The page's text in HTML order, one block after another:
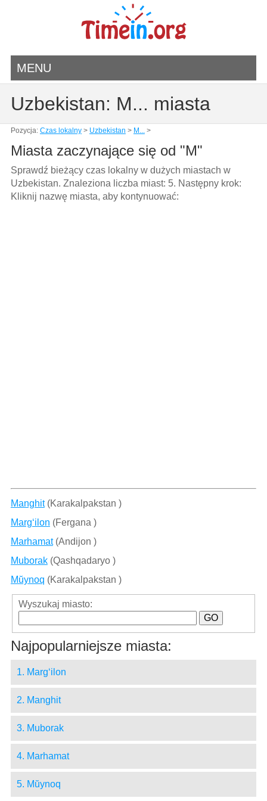
MENU
Uzbekistan: M... miasta
Pozycja: Czas lokalny> Uzbekistan > M...>
Miasta zaczynające się od "M"
Sprawdź bieżący czas lokalny w dużych miastach w
Uzbekistan. Znaleziona liczba miast: 5. Następny krok:
Kliknij nazwę miasta, aby kontynuować:
Manghit(Karakalpakstan )
Marg‘ilon (Fergana )
Marhamat(Andijon )
Muborak(Qashqadaryo )
Mŭynoq (Karakalpakstan )
Wyszukaj miasto:
Najpopularniejsze miasta:
1. Marg‘ilon
2. Manghit
3. Muborak
4. Marhamat
5. Mŭynoq